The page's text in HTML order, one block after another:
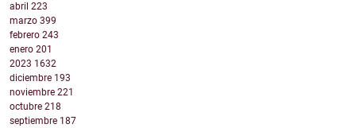
abril 223
marzo 399
febrero 243
enero 201
2023 1632
diciembre 193
noviembre 221
octubre 218
septiembre 187